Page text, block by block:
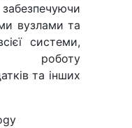
вузлами та
системи,
роботу
та інших